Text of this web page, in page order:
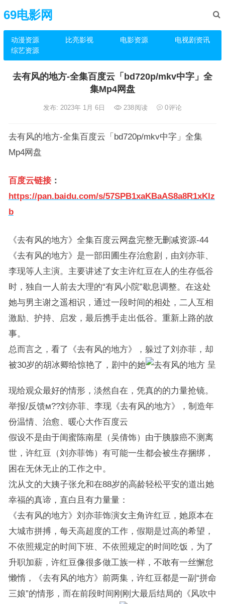
69电影网
动漫资源 比亮影视 电影资源
电视剧资讯
综艺资源
去有风的地方-全集百度云「bd720p/mkv中字」全
集Mp4网盘
发布: 2023年 1月 6日 238阅读 0评论
去有风的地方-全集百度云「bd720p/mkv中字」全集
Mp4网盘
百度云链接：
https://pan.baidu.com/s/57SPB1xaKBaAS8a8R1xKIz
b
《去有风的地方》全集百度云网盘完整无删减资源-44
《去有风的地方》是一部田圃生存治愈剧，由刘亦菲、
李现等人主演。主要讲述了女主许红豆在人的生存低谷
时，独自一人前去大理的“有风小院”歇息调整。在这处
她与男主谢之遥相识，通过一段时间的相处，二人互相
激励、护持、启发，最后携手走出低谷。重新上路的故
事。
总而言之，看了《去有风的地方》，躲过了刘亦菲，却
被30岁的胡冰卿给惊艳了，剧中的她
呈
现给观众最好的情形，淡然自在，凭真的的力量抢镜。
举报/反馈м??刘亦菲、李现《去有风的地方》，制造年
份温情、治愈、暖心大作百度云
假设不是由于闺蜜陈南星（吴倩饰）由于胰腺癌不测离
世，许红豆（刘亦菲饰）有可能一生都会被生存捆绑，
困在无休无止的工作之中。
沈从文的大姨子张允和在88岁的高龄轻松平安的道出她
幸福的真谛，直白且有力量量：
《去有风的地方》刘亦菲饰演女主角许红豆，她原本在
大城市拼搏，每天高超度的工作，假期是过高的希望，
不依照规定的时间下班、不依照规定的时间吃饭，为了
升职加薪，许红豆像很多做工族一样，不敢有一丝懈怠
懒惰，《去有风的地方》前两集，许红豆都是一副“拼命
三娘”的情形，而在前段时间刚刚大最后结局的《风吹中